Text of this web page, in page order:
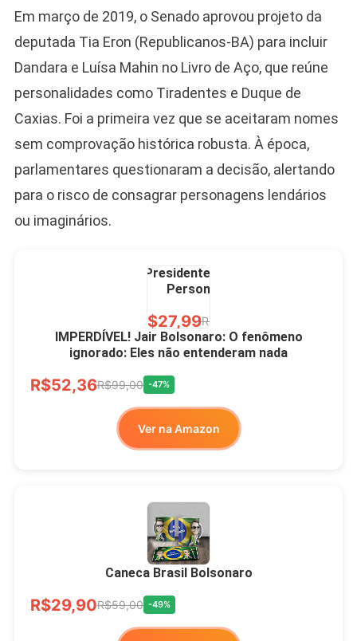
Em março de 2019, o Senado aprovou projeto da
deputada Tia Eron (Republicanos-BA) para incluir
Dandara e Luísa Mahin no Livro de Aço, que reúne
personalidades como Tiradentes e Duque de
Caxias. Foi a primeira vez que se aceitaram nomes
sem comprovação histórica robusta. À época,
parlamentares questionaram a decisão, alertando
para o risco de consagrar personagens lendários
ou imaginários.
10,00 S/JUROS
R$60,00R$99,00 -39%
Ver no MERCADO
LIVRE
Presidente Porcelana
Personalizada
R$27,99R$49,00
Xícara Bolsonaro
Brasão Deus Acima De
Todos
R$33,00
Ver no MERCADO
IMPERDÍVEL! Jair Bolsonaro: O fenômeno
ignorado: Eles não entenderam nada
R$52,36R$99,00 -47%
Ver na Amazon
Caneca Brasil Bolsonaro
R$29,90R$59,00 -49%